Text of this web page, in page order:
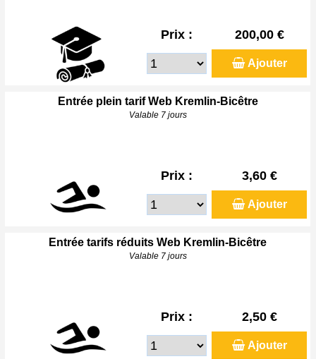
Prix : 200,00 €
Ajouter
Entrée plein tarif Web Kremlin-Bicêtre
Valable 7 jours
Prix : 3,60 €
Ajouter
Entrée tarifs réduits Web Kremlin-Bicêtre
Valable 7 jours
Prix : 2,50 €
Ajouter